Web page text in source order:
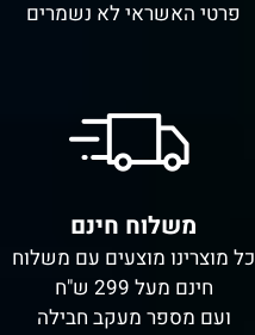
פרטי האשראי לא נשמרים
משלוח חינם
כל מוצרינו מוצעים עם משלוח
חינם מעל 299 ש"ח
ועם מספר מעקב חבילה